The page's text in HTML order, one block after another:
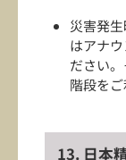
災害発
はアナ
ださい
階段をご
13. 日本